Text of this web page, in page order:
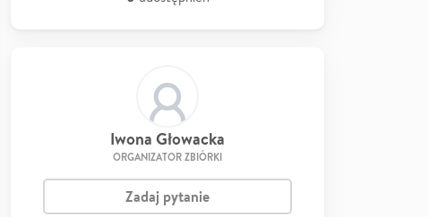
Iwona Głowacka
ORGANIZATOR ZBIÓRKI
Zadaj pytanie